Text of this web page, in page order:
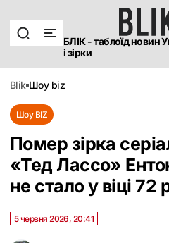
БЛІК - таблоїд новин
і зірки
blik шоу biz
Шоу BIZ
Помер зірка
«Тед Лассо»
не стало у віці 72
5 червня 2026, 20:41